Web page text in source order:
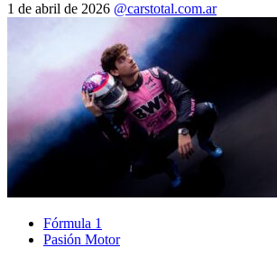
1 de abril de 2026 @carstotal.com.ar
Fórmula 1
Pasión Motor